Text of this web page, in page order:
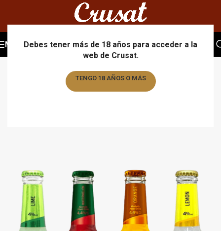
Debes tener más de 18 años para acceder a la
web de Crusat.
TENGO 18 AÑOS O MÁS
MENU